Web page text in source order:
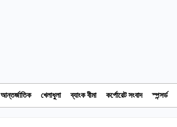
আন্তর্জাতিক খেলাধুলা ব্যাংক বীমা কর্পোরেট সংবাদ স্পন্সর্ড